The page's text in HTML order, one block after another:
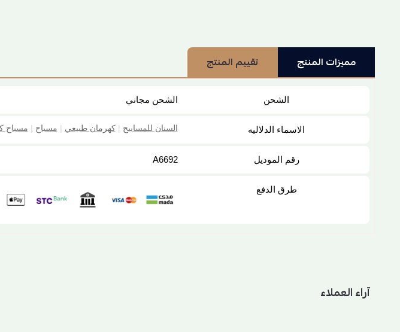
مميزات المنتج تقييم المنتج
الشحن الشحن مجاني
الاسماء الدلاليه السنان للمسابيح | كهرمان طبيعي | مسباح | مسباح
رقم الموديل A6692
طرق الدفع
آراء العملاء